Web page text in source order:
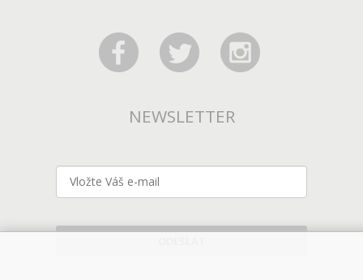
NEWSLETTER